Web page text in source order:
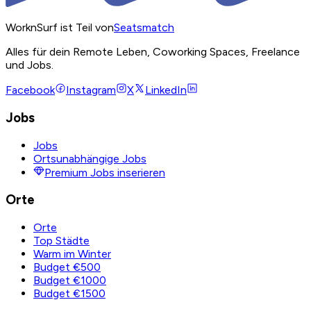
WorknSurf ist Teil vonSeatsmatch
Alles für dein Remote Leben, Coworking Spaces, Freelance
und Jobs.
Facebook
Instagram X LinkedIn
Jobs
Jobs
Ortsunabhängige Jobs
Premium Jobs inserieren
Orte
Orte
Top Städte
Warm im Winter
Budget €500
Budget €1000
Budget €1500